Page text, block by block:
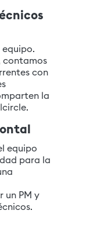
equipo.
contamos
con
la
equipo
para la
un PM y